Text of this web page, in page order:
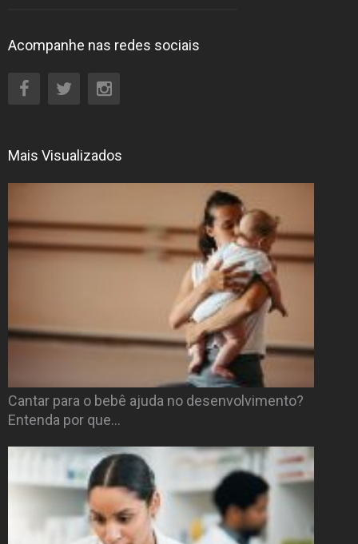
Acompanhe nas redes sociais
Mais Visualizados
Cantar para o bebê ajuda no desenvolvimento?
Entenda por que…